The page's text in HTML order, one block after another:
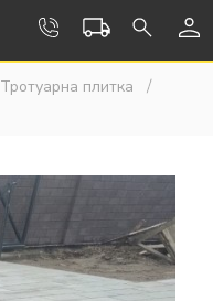
Тротуарна плитка